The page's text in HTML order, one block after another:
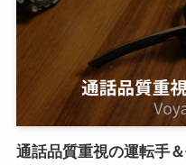
通話品質重視の運転手